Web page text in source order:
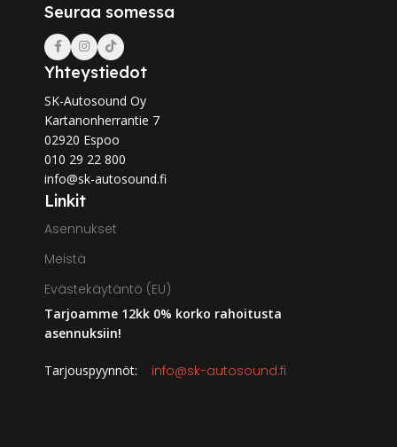
Seuraa somessa
Yhteystiedot
SK-Autosound Oy
Kartanonherrantie 7
02920 Espoo
010 29 22 800
info@sk-autosound.fi
Linkit
Asennukset
Meistä
Evästekäytäntö (EU)
Tarjoamme 12kk 0% korko rahoitusta
asennuksiin!
Tarjouspyynnöt: info@sk-autosound.fi